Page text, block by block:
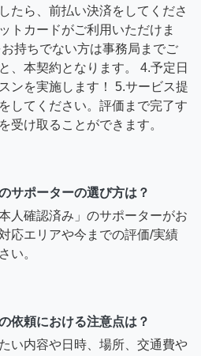
たら、前払い決済をしてくださ
トカードがご利用いただけま
持ちでない方は事務局までご
、本契約となります。 4.予定日
ンを実施します！ 5.サービス提
してください。評価まで完了す
受け取ることができます。
サポーターの選び方は？
人確認済み」のサポーターがお
応エリアや今までの評価/実績
い。
依頼における注意点は？
い内容や日時、場所、交通費や